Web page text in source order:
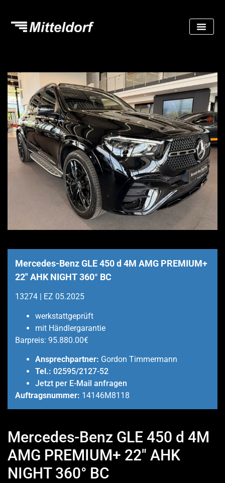
Mercedes-Benz GLE 450 d 4M AMG PREMIUM+
22″ AHK NIGHT 360° BC
13274 | EZ 05.2025
werkstattgeprüft
mit Händlergarantie
Barpreis: 95.880.00€
Ansprechpartner: Gordon Timmermann
Tel.: 02595/2127-52
Jetzt per E-Mail anfragen
Auftragsnummer: 14146M8118
Mercedes-Benz GLE 450 d 4M
AMG PREMIUM+ 22″ AHK
NIGHT 360° BC